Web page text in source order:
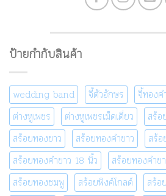
ป้ายกำกับสินค้า
wedding band จี้ตัวอักษร จี้ทองค
ต่างหูเพชร
ต่างหูเพชรเม็ดเดี่ยว
สร้อ
สร้อยทองขาว
สร้อยทองคำขาว
สร้
สร้อยทองคำขาว 18 นิ้ว
สร้อยทองคำ
สร้อยทองชมพู
สร้อยพิงค์โกลด์
สร้อ